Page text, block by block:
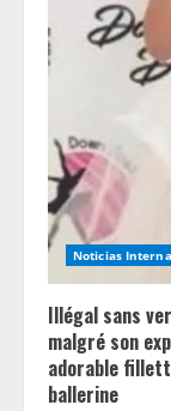
e
R
e
a
d
i
n
g
Noticias
Illégal sans
malgré son
adorable
ballerine